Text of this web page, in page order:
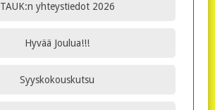
TAUK:n yhteystiedot 2026
Hyvää Joulua!!!
Syyskokouskutsu